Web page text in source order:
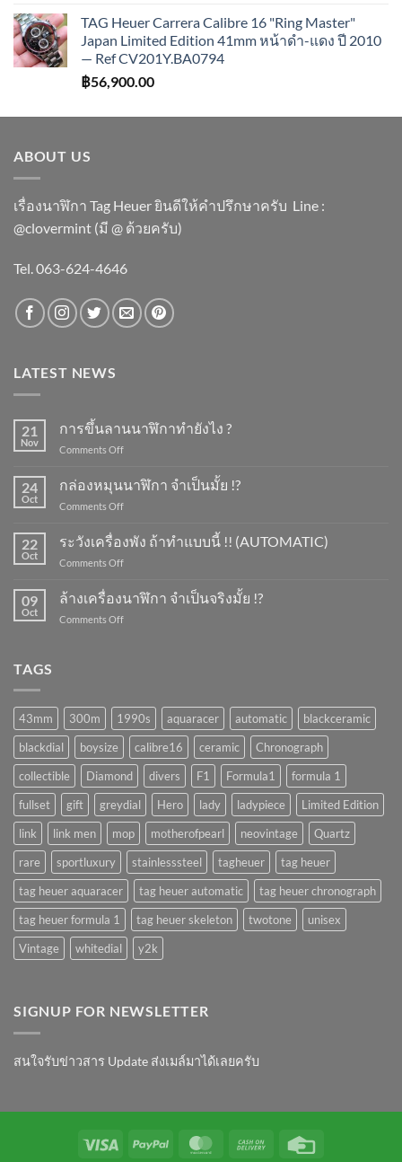
TAG Heuer Carrera Calibre 16 "Ring Master"
Japan Limited Edition 41mm หน้าดำ-แดง ปี 2010
— Ref CV201Y.BA0794
฿56,900.00
ABOUT US
เรื่องนาฬิกา Tag Heuer ยินดีให้คำปรึกษาครับ ​Line :
@clovermint (มี @ ด้วยครับ)
Tel. 063-624-4646
LATEST NEWS
21
Nov
การขึ้นลานนาฬิกาทำยังไง ?
Comments Offon
ลาน
นาฬิกา
ยัง
24
Oct
กล่องหมุนนาฬิกา จำเป็นมั้ย !?
Comments Offon
หมุน
นาฬิกา
จำเป็น
!?
22
Oct
ระวังเครื่องพัง ถ้าทำแบบนี้ !! (AUTOMATIC)
Comments Offon
เครื่อง
พัง
ถ้า
09
Oct
ล้างเครื่องนาฬิกา จำเป็นจริงมั้ย !?
Comments Offon
มั้ย
!?
TAGS
43mm 300m 1990s aquaracer automatic
blackceramic
blackdial
boysize calibre16 ceramic
Chronograph
collectible
Diamond divers F1 Formula1
formula 1
fullset
gift greydial Hero lady ladypiece
Limited Edition
link
link men mop motherofpearl neovintage
Quartz
rare
sportluxury stainlesssteel tagheuer
tag heuer
tag heuer aquaracer
tag heuer automatic
tag heuer chronograph
tag heuer formula 1
tag heuer skeleton twotone
unisex
Vintage
whitedial y2k
SIGNUP FOR NEWSLETTER
สนใจรับข่าวสาร Update ส่งเมล์มาได้เลยครับ
Visa PayPal MasterCardCash